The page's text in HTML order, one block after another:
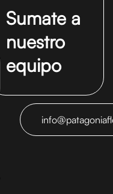
Sumate a
nuestro
equipo